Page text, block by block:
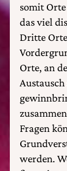
somit
das viel
Dritte
Orte, an
Fragen
werden.